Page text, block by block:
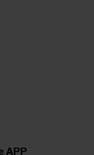
APP